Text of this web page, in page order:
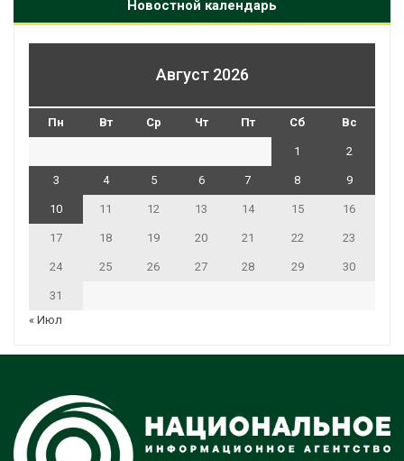
Новостной календарь
Август 2026
Пн Вт Ср Чт Пт Сб Вс
1 2
3 4 5 6 7 8 9
10 11 12 13 14 15 16
17 18 19 20 21 22 23
24 25 26 27 28 29 30
31
« Июл